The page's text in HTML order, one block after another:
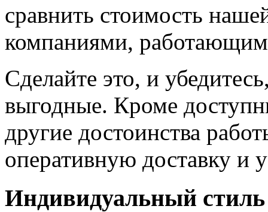
сравнить стоимость
компаниями,
Сделайте это, и
выгодные. Кроме
другие достоинства
оперативную доставку и
Индивидуальный стиль